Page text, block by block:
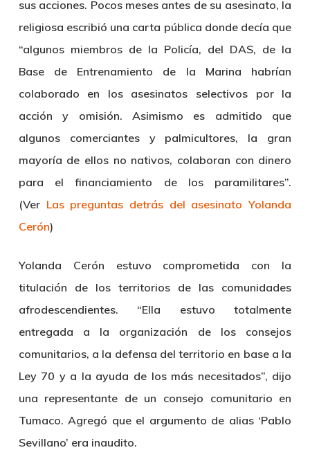
sus acciones. Pocos meses antes de su asesinato, la
religiosa escribió una carta pública donde decía que
“algunos miembros de la Policía, del DAS, de la
Base de Entrenamiento de la Marina habrían
colaborado en los asesinatos selectivos por la
acción y omisión. Asimismo es admitido que
algunos comerciantes y palmicultores, la gran
mayoría de ellos no nativos, colaboran con dinero
para el financiamiento de los paramilitares”.
(Ver Las preguntas detrás del asesinato Yolanda
Cerón)
Yolanda Cerón estuvo comprometida con la
titulación de los territorios de las comunidades
afrodescendientes. “Ella estuvo totalmente
entregada a la organización de los consejos
comunitarios, a la defensa del territorio en base a la
Ley 70 y a la ayuda de los más necesitados”, dijo
una representante de un consejo comunitario en
Tumaco. Agregó que el argumento de alias ‘Pablo
Sevillano’ era inaudito.